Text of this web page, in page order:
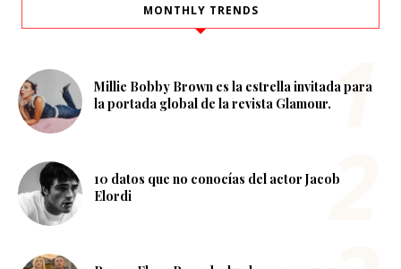
MONTHLY TRENDS
Millie Bobby Brown es la estrella invitada para
la portada global de la revista Glamour.
10 datos que no conocías del actor Jacob
Elordi